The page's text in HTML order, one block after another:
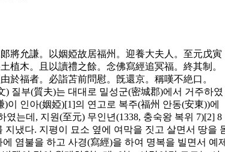
將允謙。以姻婭故居福州。迎養大夫人。至元戊寅
植木。且以讀禮之餘。念佛寫經追冥福。終其制。
於福者。必詣苫前問慰。旣還京。稱嘆不絶口。
질부(質夫)는 대대로 밀성군(密城郡)에서 거주하였
이 인아(姻婭)[1]의 연고로 복주(福州 안동(安東))에
는데, 지원(至元) 무인년(1338, 충숙왕 복위 7)[2] 8
냈다. 지평이 묘소 옆에 여막을 짓고 살면서 땅을
염불을 하고 사경(寫經)을 하여 명복을 빌면서 예제